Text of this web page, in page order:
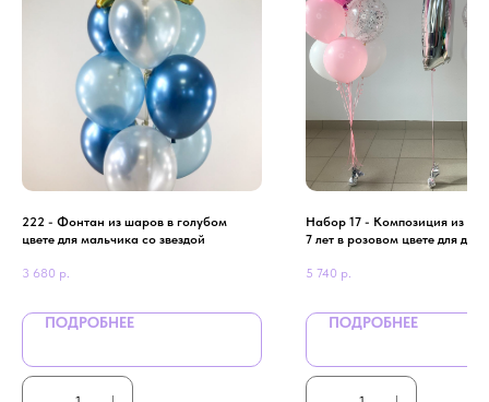
222 - Фонтан из шаров в голубом
цвете для мальчика со звездой
3 680 р.
ПОДРОБНЕЕ
Набор 17 - Композиция из
7 лет в розовом цвете для
5 740 р.
ПОДРОБНЕЕ